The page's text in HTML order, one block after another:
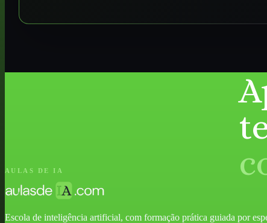
AULAS DE IA
Escola de inteligência artificial, com formação prática guiada por